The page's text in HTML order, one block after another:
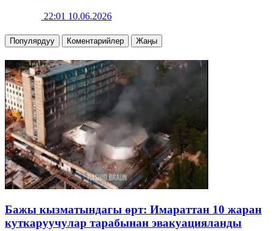
22:01 10.06.2026
Популярдуу Коментарийлер Жаңы
Бажы кызматындагы өрт: Имараттан 10 жаран
куткаруучулар тарабынан эвакуацияланды